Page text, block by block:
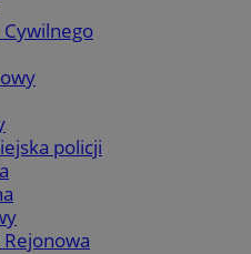
Cywilnego
policji